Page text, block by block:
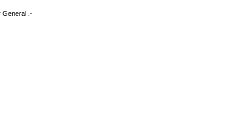
General .-